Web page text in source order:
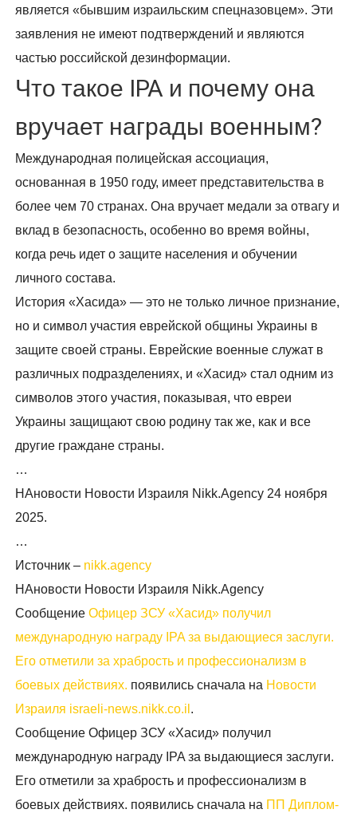
является «бывшим израильским спецназовцем». Эти
заявления не имеют подтверждений и являются
частью российской дезинформации.
Что такое IPA и почему она
вручает награды военным?
Международная полицейская ассоциация,
основанная в 1950 году, имеет представительства в
более чем 70 странах. Она вручает медали за отвагу и
вклад в безопасность, особенно во время войны,
когда речь идет о защите населения и обучении
личного состава.
История «Хасида» — это не только личное признание,
но и символ участия еврейской общины Украины в
защите своей страны. Еврейские военные служат в
различных подразделениях, и «Хасид» стал одним из
символов этого участия, показывая, что евреи
Украины защищают свою родину так же, как и все
другие граждане страны.
…
НАновости Новости Израиля Nikk.Agency 24 ноября
2025.
…
Источник – nikk.agency
НАновости Новости Израиля Nikk.Agency
СообщениеОфицер ЗСУ «Хасид» получил
международную награду IPA за выдающиеся заслуги.
Его отметили за храбрость и профессионализм в
боевых действиях. появились сначала на Новости
Израиля israeli-news.nikk.co.il .
Сообщение Офицер ЗСУ «Хасид» получил
международную награду IPA за выдающиеся заслуги.
Его отметили за храбрость и профессионализм в
боевых действиях. появились сначала на ПП Диплом-